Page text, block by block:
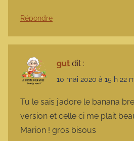
Répondre
gut dit :
10 mai 2020 à 15 h 22
Tu le sais j’adore le banana
version et celle ci me plait
Marion ! gros bisous